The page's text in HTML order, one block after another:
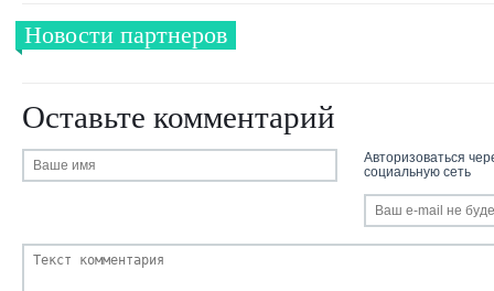
Новости партнеров
Оставьте комментарий
Авторизоваться
социальную сеть